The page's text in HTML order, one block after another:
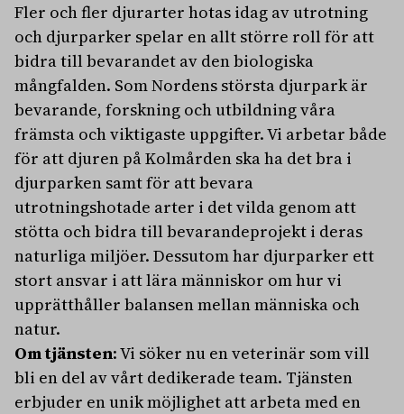
Fler och fler djurarter hotas idag av utrotning
och djurparker spelar en allt större roll för att
bidra till bevarandet av den biologiska
mångfalden. Som Nordens största djurpark är
bevarande, forskning och utbildning våra
främsta och viktigaste uppgifter. Vi arbetar både
för att djuren på Kolmården ska ha det bra i
djurparken samt för att bevara
utrotningshotade arter i det vilda genom att
stötta och bidra till bevarandeprojekt i deras
naturliga miljöer. Dessutom har djurparker ett
stort ansvar i att lära människor om hur vi
upprätthåller balansen mellan människa och
natur.
Om tjänsten: Vi söker nu en veterinär som vill
bli en del av vårt dedikerade team. Tjänsten
erbjuder en unik möjlighet att arbeta med en